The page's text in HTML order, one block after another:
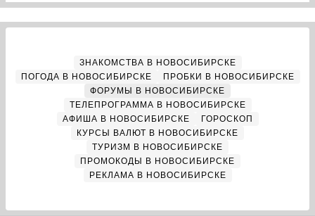
ЗНАКОМСТВА В НОВОСИБИРСКЕ
ПОГОДА В НОВОСИБИРСКЕ
ПРОБКИ В НОВОСИБИРСКЕ
ФОРУМЫ В НОВОСИБИРСКЕ
ТЕЛЕПРОГРАММА В НОВОСИБИРСКЕ
АФИША В НОВОСИБИРСКЕ
ГОРОСКОП
КУРСЫ ВАЛЮТ В НОВОСИБИРСКЕ
ТУРИЗМ В НОВОСИБИРСКЕ
ПРОМОКОДЫ В НОВОСИБИРСКЕ
РЕКЛАМА В НОВОСИБИРСКЕ